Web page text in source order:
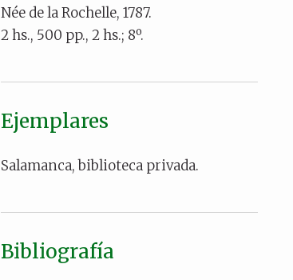
Née de la Rochelle, 1787.
2 hs., 500 pp., 2 hs.; 8º.
Ejemplares
Salamanca, biblioteca privada.
Bibliografía